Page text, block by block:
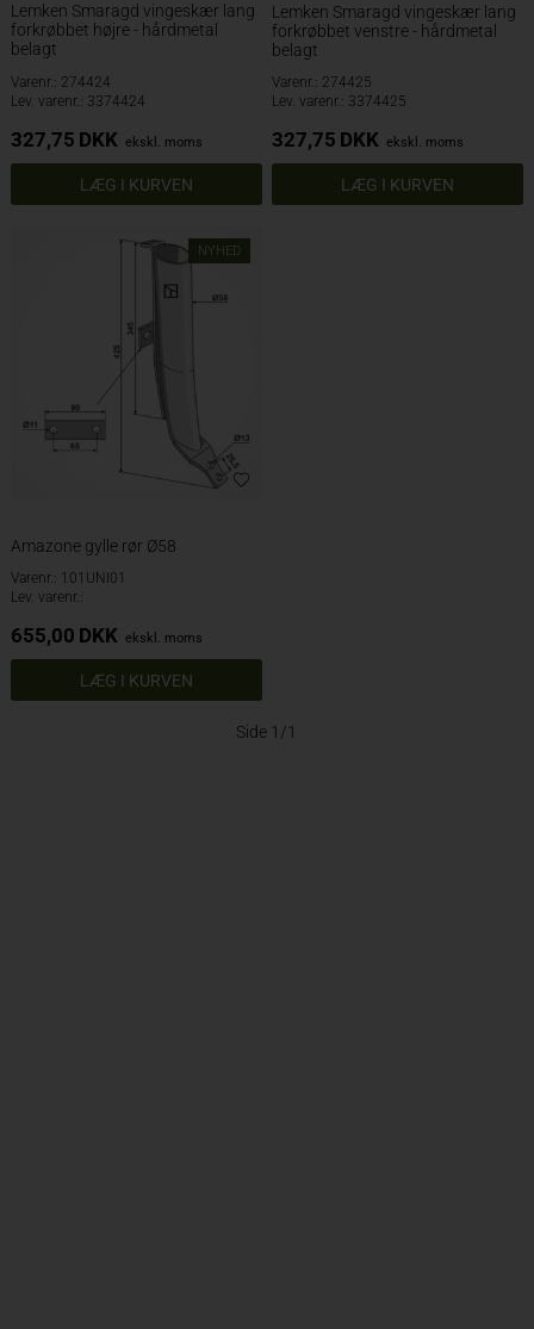
Lemken Smaragd vingeskær lang
forkrøbbet højre - hårdmetal
belagt
Varenr.: 274424
Lev. varenr.: 3374424
327,75 DKK ekskl. moms
Lemken Smaragd vingeskær lang
forkrøbbet venstre - hårdmetal
belagt
Varenr.: 274425
Lev. varenr.: 3374425
327,75 DKK ekskl. moms
NYHED
Amazone gylle rør Ø58
Varenr.: 101UNI01
Lev. varenr.:
655,00 DKK ekskl. moms
Side 1/1